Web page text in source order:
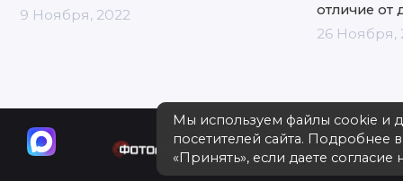
9 Ноября, 2022
отличие от
26 Ноября,
Мы используем файлы cookie и
посетителей сайта. Подробнее в
«Принять», если даете согласие
Багетная мастерская в